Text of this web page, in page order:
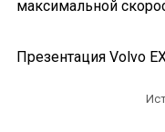
максимальной
Презентация Volvo